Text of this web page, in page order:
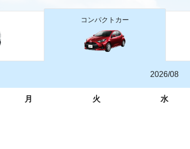
コンパクトカー
2026/08
月 火 水